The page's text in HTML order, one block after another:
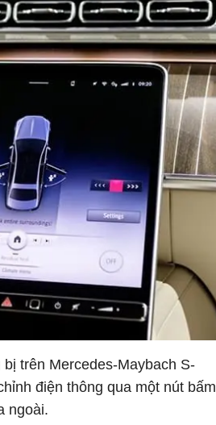
trên Mercedes-Maybach S-
điện thông qua một nút bấm
ngoài.